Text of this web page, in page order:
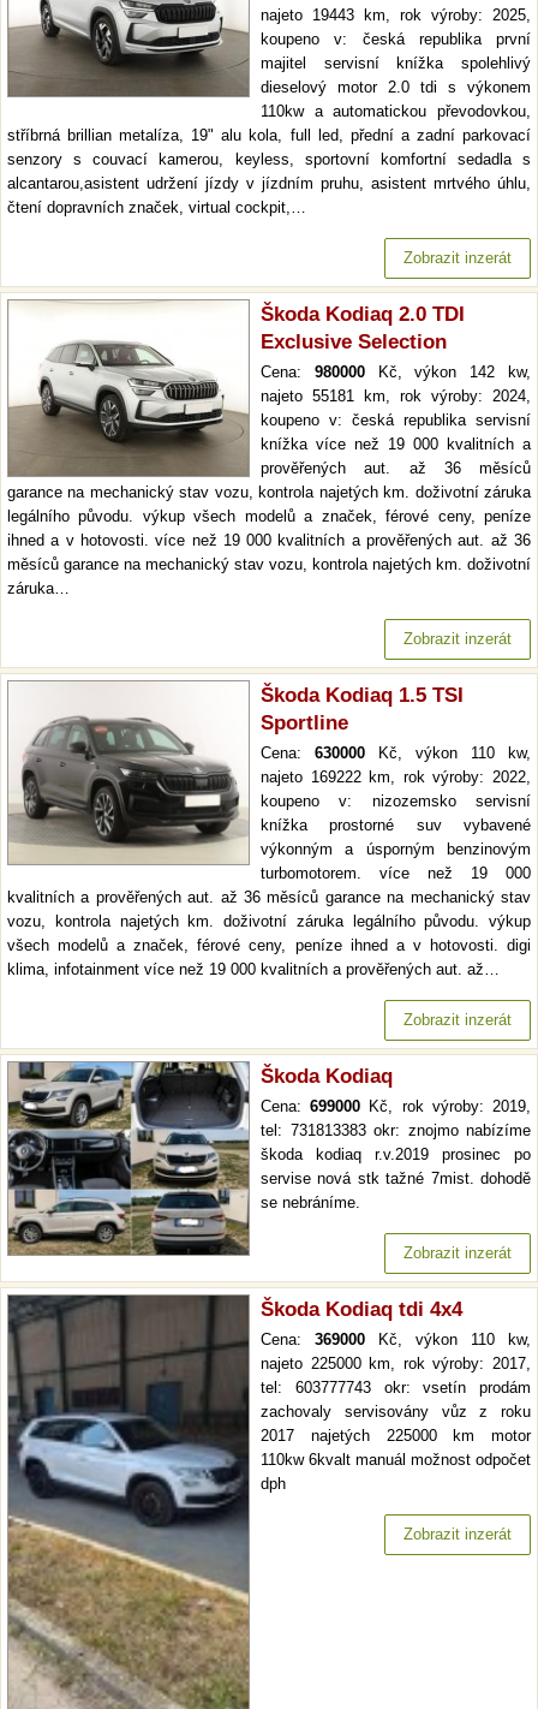
najeto 19443 km, rok výroby: 2025,
koupeno v: česká republika první
majitel servisní knížka spolehlivý
dieselový motor 2.0 tdi s výkonem
110kw a automatickou převodovkou,
stříbrná brillian metalíza, 19" alu kola, full led, přední a zadní parkovací
senzory s couvací kamerou, keyless, sportovní komfortní sedadla s
alcantarou,asistent udržení jízdy v jízdním pruhu, asistent mrtvého úhlu,
čtení dopravních značek, virtual cockpit,…
Zobrazit inzerát
Škoda Kodiaq 2.0 TDI
Exclusive Selection
Cena: 980000Kč, výkon 142 kw,
najeto 55181 km, rok výroby: 2024,
koupeno v: česká republika servisní
knížka více než 19 000 kvalitních a
prověřených aut. až 36 měsíců
garance na mechanický stav vozu, kontrola najetých km. doživotní záruka
legálního původu. výkup všech modelů a značek, férové ceny, peníze
ihned a v hotovosti. více než 19 000 kvalitních a prověřených aut. až 36
měsíců garance na mechanický stav vozu, kontrola najetých km. doživotní
záruka…
Zobrazit inzerát
Škoda Kodiaq 1.5 TSI
Sportline
Cena: 630000 Kč, výkon 110 kw,
najeto 169222 km, rok výroby: 2022,
koupeno v: nizozemsko servisní
knížka prostorné suv vybavené
výkonným a úsporným benzinovým
turbomotorem. více než 19 000
kvalitních a prověřených aut. až 36 měsíců garance na mechanický stav
vozu, kontrola najetých km. doživotní záruka legálního původu. výkup
všech modelů a značek, férové ceny, peníze ihned a v hotovosti. digi
klima, infotainment více než 19 000 kvalitních a prověřených aut. až…
Zobrazit inzerát
Škoda Kodiaq
Cena:699000 Kč, rok výroby: 2019,
tel: 731813383 okr: znojmo nabízíme
škoda kodiaq r.v.2019 prosinec po
servise nová stk tažné 7mist. dohodě
se nebráníme.
Zobrazit inzerát
Škoda Kodiaq tdi 4x4
Cena: 369000 Kč, výkon 110 kw,
najeto 225000 km, rok výroby: 2017,
tel: 603777743 okr: vsetín prodám
zachovaly servisovány vůz z roku
2017 najetých 225000 km motor
110kw 6kvalt manuál možnost odpočet
dph
Zobrazit inzerát